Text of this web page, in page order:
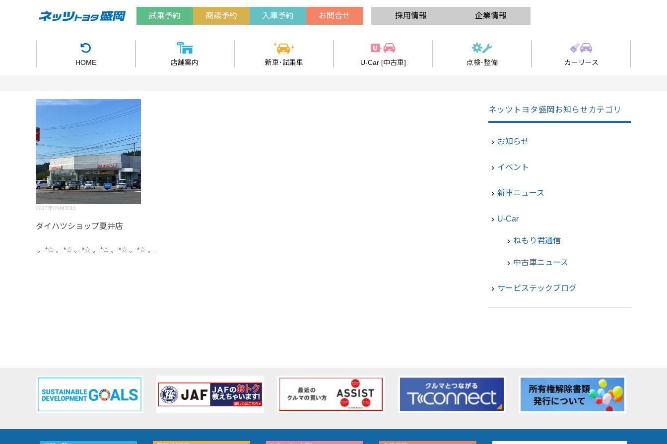
試乗予約 商談予約 入庫予約 お問合せ 採用情報 企業情報
HOME 店舗案内 新車･試乗車 U-Car [中古車] 点検･整備 カーリース
2017年09月30日
ダイハツショップ夏井店
.｡.:*☆.｡.:*☆.｡.:*☆.｡.:*☆.｡.:*☆.｡.:*☆.｡ ...
ネッツトヨタ盛岡お知らせカテゴリ
navigate_next お知らせ
navigate_next イベント
navigate_next 新車ニュース
navigate_next U-Car
chevron_right ねもり君通信
chevron_right 中古車ニュース
navigate_next サービステックブログ